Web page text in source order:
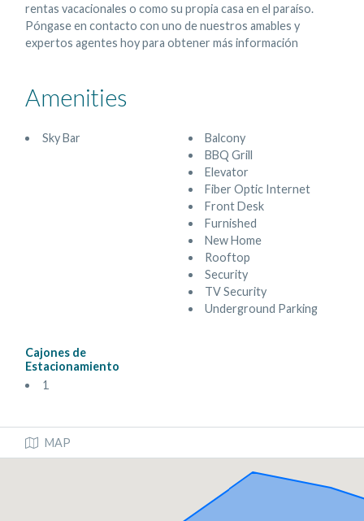
rentas vacacionales o como su propia casa en el paraíso.
Póngase en contacto con uno de nuestros amables y
expertos agentes hoy para obtener más información
Amenities
Sky Bar
Balcony
BBQ Grill
Elevator
Fiber Optic Internet
Front Desk
Furnished
New Home
Rooftop
Security
TV Security
Underground Parking
Cajones de
Estacionamiento
1
MAP